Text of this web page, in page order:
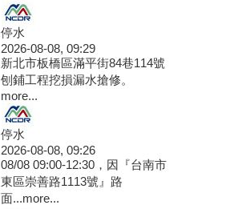
停水
2026-08-08, 09:29
新北市板橋區滿平街84巷114號
刨鋪工程挖損漏水搶修。
more...
停水
2026-08-08, 09:26
08/08 09:00-12:30，因『台南市
東區崇善路1113號』路
面...more...